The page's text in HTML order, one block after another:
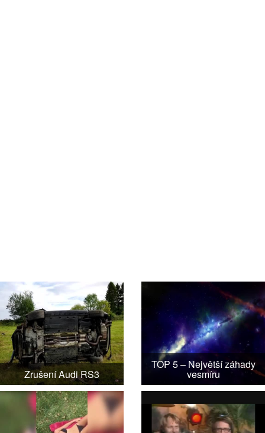
Zrušení Audi RS3
TOP 5 – Největší záhady
vesmíru